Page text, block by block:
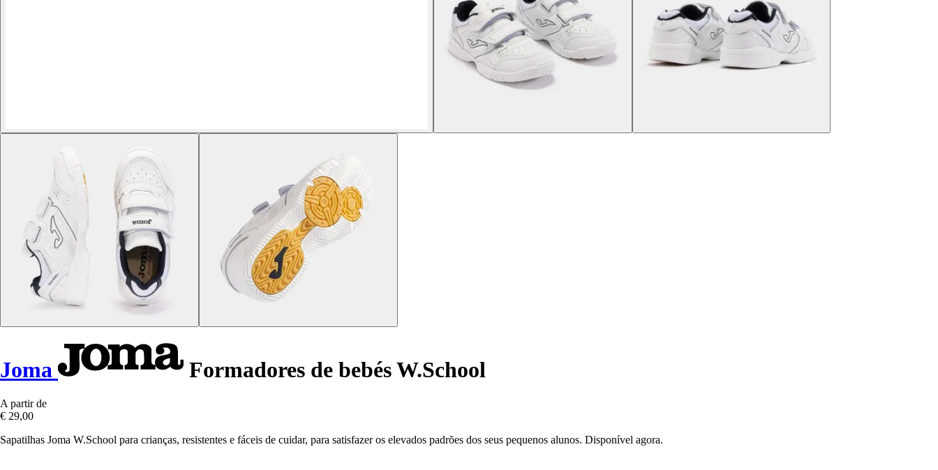
Joma Formadores de bebés W.School
A partir de
€ 29,00
Sapatilhas Joma W.School para crianças, resistentes e fáceis de cuidar, para satisfazer os elevados padrões dos seus pequenos alunos. Disponível agora.